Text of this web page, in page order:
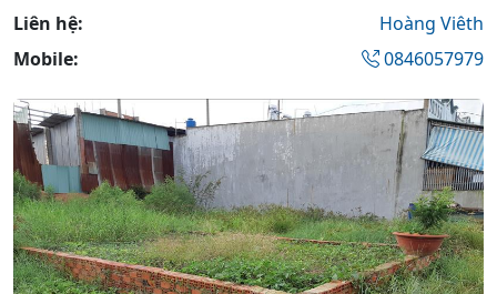
Liên hệ:
Hoàng Viêth
Mobile:
0846057979